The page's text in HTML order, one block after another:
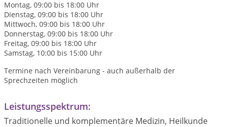
Montag, 09:00 bis 18:00 Uhr
Dienstag, 09:00 bis 18:00 Uhr
Mittwoch, 09:00 bis 18:00 Uhr
Donnerstag, 09:00 bis 18:00 Uhr
Freitag, 09:00 bis 18:00 Uhr
Samstag, 10:00 bis 15:00 Uhr
Termine nach Vereinbarung - auch außerhalb der
Sprechzeiten möglich
Leistungsspektrum:
Traditionelle und komplementäre Medizin, Heilkunde